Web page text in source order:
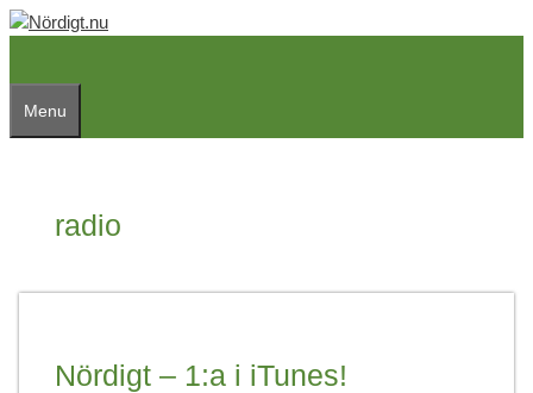
Skip
Menu
radio
Nördigt – 1:a i iTunes!